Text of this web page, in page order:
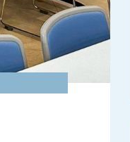
ITの力で不動産業界の業務効率化に
挑む！ 沖縄で業界No.1を目指すい
えらぶ琉球のお仕事とは
株式会社いえらぶ琉球